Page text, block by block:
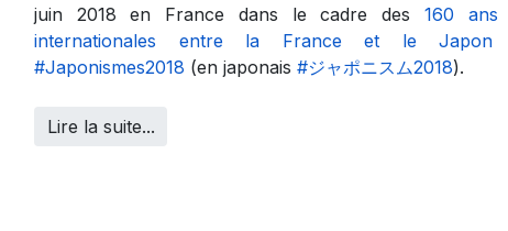
juin 2018 en France dans le cadre des 160 ans
internationales entre la France et le Japon
#Japonismes2018 (en japonais #ジャポニスム2018).
Lire la suite...